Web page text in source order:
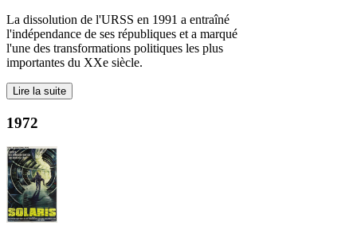
La dissolution de l'URSS en 1991 a entraîné
l'indépendance de ses républiques et a marqué
l'une des transformations politiques les plus
importantes du XXe siècle.
Lire la suite
1972